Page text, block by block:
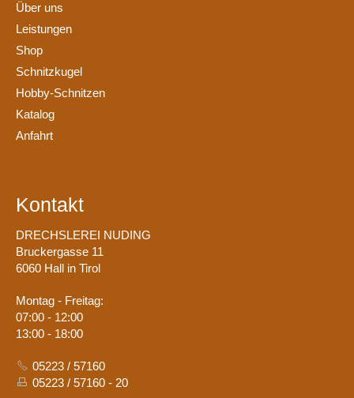
Über uns
Leistungen
Shop
Schnitzkugel
Hobby-Schnitzen
Katalog
Anfahrt
Kontakt
DRECHSLEREI NUDING
Bruckergasse 11
6060 Hall in Tirol
Montag - Freitag:
07:00 - 12:00
13:00 - 18:00
05223 / 57160
05223 / 57160 - 20